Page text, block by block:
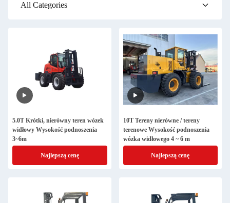
All Categories
5.0T Krótki, nierówny teren wózek
widłowy Wysokość podnoszenia
3~6m
Najlepszą cenę
10T Tereny nierówne / tereny
terenowe Wysokość podnoszenia
wózka widłowego 4 ~ 6 m
Najlepszą cenę